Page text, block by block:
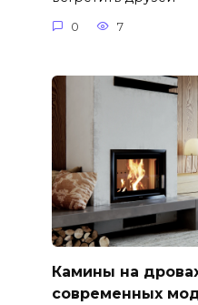
0 7
Камины на
современных